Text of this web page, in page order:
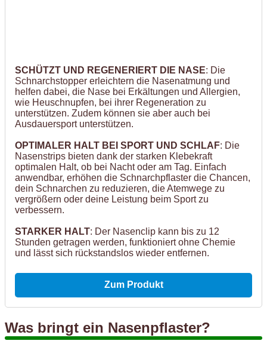
SCHÜTZT UND REGENERIERT DIE NASE: Die
Schnarchstopper erleichtern die Nasenatmung und
helfen dabei, die Nase bei Erkältungen und Allergien,
wie Heuschnupfen, bei ihrer Regeneration zu
unterstützen. Zudem können sie aber auch bei
Ausdauersport unterstützen.
OPTIMALER HALT BEI SPORT UND SCHLAF: Die
Nasenstrips bieten dank der starken Klebekraft
optimalen Halt, ob bei Nacht oder am Tag. Einfach
anwendbar, erhöhen die Schnarchpflaster die Chancen,
dein Schnarchen zu reduzieren, die Atemwege zu
vergrößern oder deine Leistung beim Sport zu
verbessern.
STARKER HALT: Der Nasenclip kann bis zu 12
Stunden getragen werden, funktioniert ohne Chemie
und lässt sich rückstandslos wieder entfernen.
Zum Produkt
Was bringt ein Nasenpflaster?